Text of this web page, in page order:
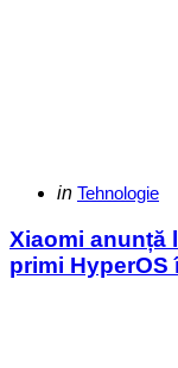
Categories
Posted
in Tehnologie
Xiaomi anunță
primi HyperOS